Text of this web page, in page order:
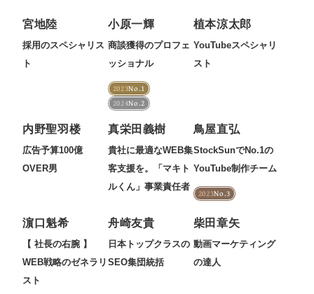
定額LINE運用代行『LINEマキトルくん』
採用YouTubeチャンネル構築『トリトル』
広告運用
YouTubeディレクター
会社概要・役員紹介
ミッション・ビジョン・バリュー
代表メッセージ（岩野圭佑）
取締役メッセージ（株本祐己）
業務委託
認定パートナー
営業
インターン
宮地陸
採用のスペシャリス
ト
小原一輝
商談獲得のプロフェ
ッショナル
2023No.1
2024No.2
植本涼太郎
YouTubeスペシャリ
スト
内野聖羽楼
広告予算100億
OVER男
真栄田義樹
貴社に最適なWEB集
客支援を。「マキト
ルくん」事業責任者
鳥屋直弘
StockSunでNo.1の
YouTube制作チーム
2023No.3
濵口魁希
【 社長の右腕 】
WEB戦略のゼネラリ
スト
舟崎友貴
日本トップクラスの
SEO集団統括
柴田章矢
動画マーケティング
の達人